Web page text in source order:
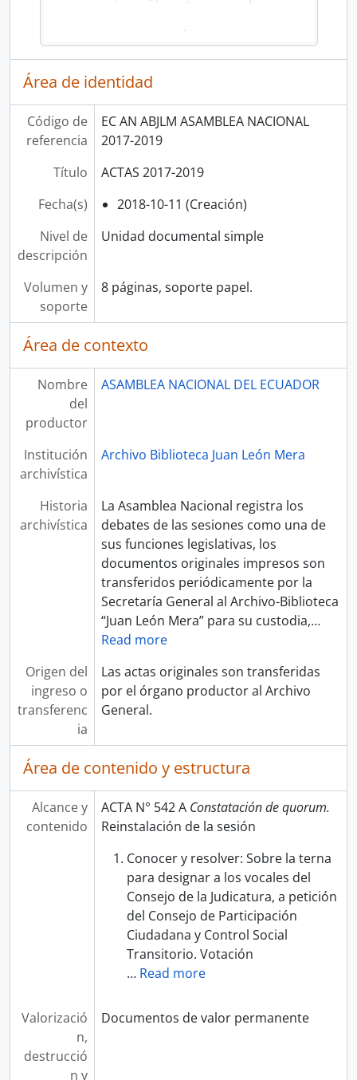
Área de identidad
Código de
referencia
EC AN ABJLM ASAMBLEA NACIONAL
2017-2019
Título
ACTAS 2017-2019
Fecha(s)
2018-10-11 (Creación)
Nivel de
descripción
Unidad documental simple
Volumen y
soporte
8 páginas, soporte papel.
Área de contexto
Nombre
del
productor
ASAMBLEA NACIONAL DEL ECUADOR
Institución
archivística
Archivo Biblioteca Juan León Mera
Historia
archivística
La Asamblea Nacional registra los
debates de las sesiones como una de
sus funciones legislativas, los
documentos originales impresos son
transferidos periódicamente por la
Secretaría General al Archivo-Biblioteca
“Juan León Mera” para su custodia,…
Read more
Origen del
ingreso o
transferenc
ia
Las actas originales son transferidas
por el órgano productor al Archivo
General.
Área de contenido y estructura
Alcance y
contenido
ACTA N° 542 A Constatación de quorum.
Reinstalación de la sesión
Conocer y resolver: Sobre la terna
para designar a los vocales del
Consejo de la Judicatura, a petición
del Consejo de Participación
Ciudadana y Control Social
Transitorio. Votación
… Read more
Valorizació
n,
destrucció
n y
Documentos de valor permanente